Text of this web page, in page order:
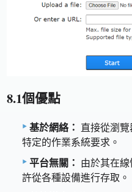
8.1個優點
基於網絡：
直接從瀏
特定的作業系統要求。
平台無關：
由於其在
許從各種設備進行存取。